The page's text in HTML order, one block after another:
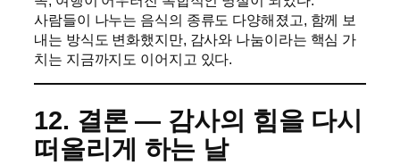
사람들이 나누는 음식의 종류도 다양해졌고, 함께 보
내는 방식도 변화했지만, 감사와 나눔이라는 핵심 가
치는 지금까지도 이어지고 있다.
12. 결론 — 감사의 힘을 다시
떠올리게 하는 날